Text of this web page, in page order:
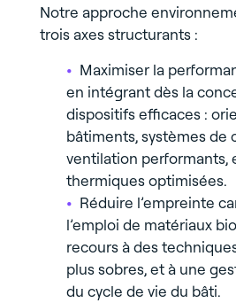
Notre approche
trois axes structurants :
Maximiser la
en intégrant dès la
dispositifs efficaces :
bâtiments, systèmes de
ventilation performants,
thermiques optimisées.
Réduire l’empreinte
l’emploi de matériaux
recours à des
plus sobres, et à une
du cycle de vie du bâti.